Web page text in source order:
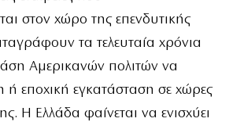
στον χώρο της επενδυτικής
τα τελευταία χρόνια
Αμερικανών πολιτών να
ή εποχική εγκατάσταση σε χώρες
Η Ελλάδα φαίνεται να ενισχύει